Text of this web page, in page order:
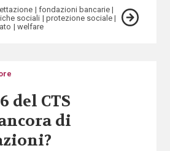
fondazioni bancarie
sociali
protezione sociale
welfare
del CTS
di